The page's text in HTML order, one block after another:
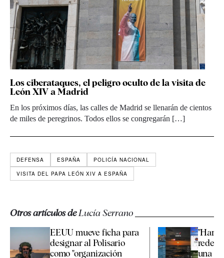
Los ciberataques, el peligro oculto de la visita de
León XIV a Madrid
En los próximos días, las calles de Madrid se llenarán de cientos
de miles de peregrinos. Todos ellos se congregarán […]
DEFENSA ESPAÑA
POLICÍA NACIONAL
VISITA DEL PAPA LEÓN XIV A ESPAÑA
Otros artículos deLucía Serrano
EEUU mueve ficha para
designar al Polisario
como "organización
redes
una